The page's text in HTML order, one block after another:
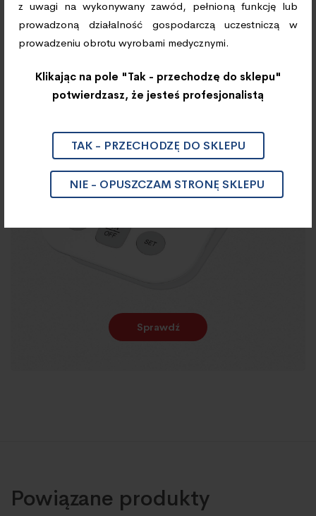
z uwagi na wykonywany zawód, pełnioną funkcję lub
prowadzoną działalność gospodarczą uczestniczą w
prowadzeniu obrotu wyrobami medycznymi.
Klikając na pole "Tak - przechodzę do sklepu"
potwierdzasz, że jesteś profesjonalistą
TAK - PRZECHODZĘ DO SKLEPU
NIE - OPUSZCZAM STRONĘ SKLEPU
TERMOMETRY/ CIŚNIENIOMIERZE
Ciśnieniomierz Automatyczny
EVERCHEK CA300
Sprawdź
Powiązane produkty